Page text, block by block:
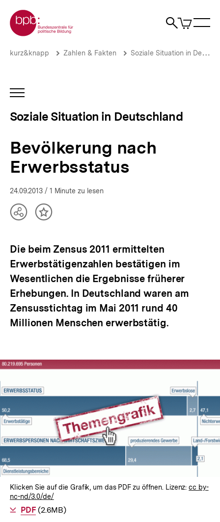
zum
Seiteninhalt
springen
Zur Startseite der bpb
Suche
Artikel
im
Bevölkerung
Die
soziale
Situation
bpb.de
Brotkrümelnavigation
Pfadnavigation
kurz&knapp Zahlen & Fakten Soziale Situation in Deutschland
INHALTSNAVIGATION
Soziale Situation in Deutschland
Bevölkerung nach
Erwerbsstatus
24.09.2013 / 1 Minute zu lesen
TeilenInhalt
Die beim Zensus 2011 ermittelten
Erwerbstätigenzahlen bestätigen im
Wesentlichen die Ergebnisse früherer
Erhebungen. In Deutschland waren am
Zensusstichtag im Mai 2011 rund 40
Millionen Menschen erwerbstätig.
Klicken Sie auf die Grafik, um das PDF zu öffnen. Lizenz:cc by-
nc-nd/3.0/de/
Als
PDFherunterladen
(2.6MB)